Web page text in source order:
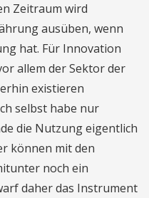
Zeitraum wird
ausüben, wenn
hat. Für Innovation
allem der Sektor der
existieren
selbst habe nur
die Nutzung eigentlich
können mit den
noch ein
daher das Instrument